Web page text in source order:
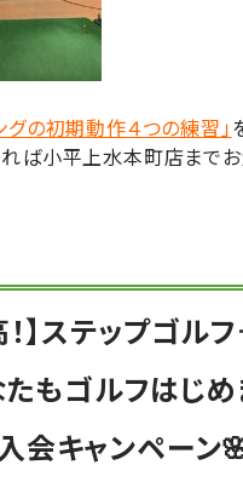
グの初期動作４つの練習」
ば小平上水本町店までお
！】ステップゴ
もゴルフはじめ
会キャンペーン